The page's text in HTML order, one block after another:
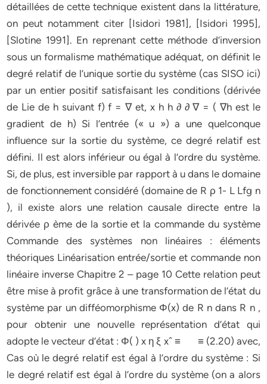
détaillées de cette technique existent dans la littérature,
on peut notamment citer [Isidori 1981], [Isidori 1995],
[Slotine 1991]. En reprenant cette méthode d’inversion
sous un formalisme mathématique adéquat, on définit le
degré relatif de l’unique sortie du système (cas SISO ici)
par un entier positif satisfaisant les conditions (dérivée
de Lie de h suivant f) f = ∇ et, x h h ∂ ∂ ∇ = ( ∇h est le
gradient de h) Si l’entrée (« u ») a une quelconque
influence sur la sortie du système, ce degré relatif est
défini. Il est alors inférieur ou égal à l’ordre du système.
Si, de plus, est inversible par rapport à u dans le domaine
de fonctionnement considéré (domaine de R ρ 1- L Lfg n
), il existe alors une relation causale directe entre la
dérivée ρ ème de la sortie et la commande du système
Commande des systèmes non linéaires : éléments
théoriques Linéarisation entrée/sortie et commande non
linéaire inverse Chapitre 2 – page 10 Cette relation peut
être mise à profit grâce à une transformation de l’état du
système par un difféomorphisme Φ(x) de R n dans R n ,
pour obtenir une nouvelle représentation d’état qui
adopte le vecteur d’état : Φ( ) x η ξ xˆ ≡ ≡ (2.20) avec,
Cas où le degré relatif est égal à l’ordre du système : Si
le degré relatif est égal à l’ordre du système (on a alors